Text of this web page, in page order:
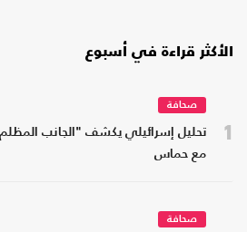
الأكثر قراءة في أسبوع
1
صحافة
تحليل إسرائيلي يكشف "الجانب
مع حماس
صحافة